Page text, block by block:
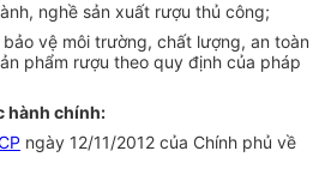
nghề sản xuất rượu thủ công;
vệ môi trường, chất lượng, an toàn
phẩm rượu theo quy định của pháp
hành chính:
ngày 12/11/2012 của Chính phủ về